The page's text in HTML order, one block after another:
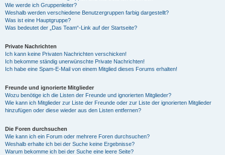
Wie werde ich Gruppenleiter?
Weshalb werden verschiedene Benutzergruppen farbig dargestellt?
Was ist eine Hauptgruppe?
Was bedeutet der „Das Team“-Link auf der Startseite?
Private Nachrichten
Ich kann keine Privaten Nachrichten verschicken!
Ich bekomme ständig unerwünschte Private Nachrichten!
Ich habe eine Spam-E-Mail von einem Mitglied dieses Forums erhalten!
Freunde und ignorierte Mitglieder
Wozu benötige ich die Listen der Freunde und ignorierten Mitglieder?
Wie kann ich Mitglieder zur Liste der Freunde oder zur Liste der ignorierten Mitglieder
hinzufügen oder diese wieder aus den Listen entfernen?
Die Foren durchsuchen
Wie kann ich ein Forum oder mehrere Foren durchsuchen?
Weshalb erhalte ich bei der Suche keine Ergebnisse?
Warum bekomme ich bei der Suche eine leere Seite?